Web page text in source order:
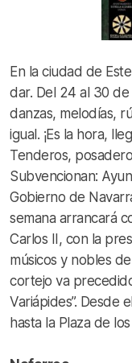
En la ciudad de
dar. Del 24 al 30 de
danzas, melodías,
igual. ¡Es la hora,
Tenderos,
Subvencionan:
Gobierno de
semana arrancará
Carlos II, con la
músicos y nobles
cortejo va
Variápides”. Desde
hasta la Plaza de